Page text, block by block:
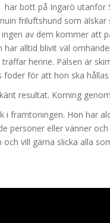
har bott på Ingarö utanför
friluftshund som älskar
av dem kommer att
har alltid blivit väl
henne. Pälsen är
för att hon ska
resultat. Korning
i framtoningen. Hon har
personer eller vänner
vill gärna slicka alla